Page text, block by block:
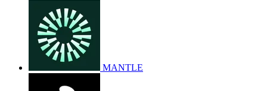
MANTLE